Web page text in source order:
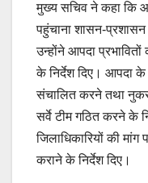
मुख्य सचिव ने कहा कि
पहुंचाना शासन-प्रशासन
उन्होंने आपदा
के निर्देश दिए। आपदा के
संचालित करने तथा
सर्वे टीम गठित करने के
जिलाधिकारियों की
कराने के निर्देश दिए।